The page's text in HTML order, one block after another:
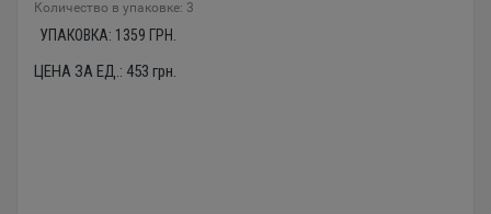
Количество в упаковке: 3
УПАКОВКА: 1359 ГРН.
ЦЕНА ЗА ЕД.: 453 грн.